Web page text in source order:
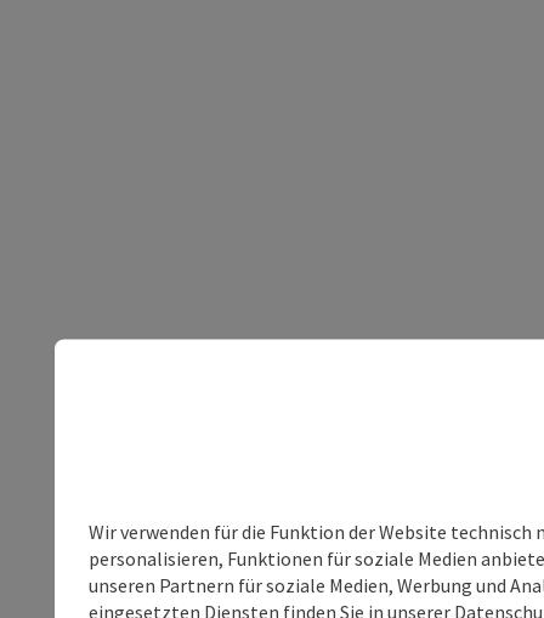
Wir verwenden für die Funktion der Website
personalisieren, Funktionen für soziale Medien
unseren Partnern für soziale Medien, Werbung und
eingesetzten Diensten finden Sie in unserer